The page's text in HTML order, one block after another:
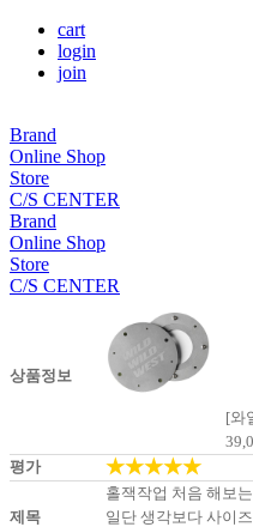
cart
login
join
Brand
Online Shop
Store
C/S CENTER
Brand
Online Shop
Store
C/S CENTER
상품정보
[와
평가
★★★★★
제목
홀잭작업 처음 해보
일단 생각보다 사이